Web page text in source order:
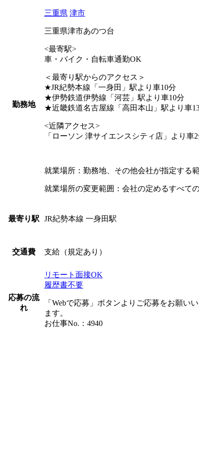
勤務地
三重県 津市
三重県津市あのつ台
<最寄駅>
車・バイク・自転車通勤OK
＜最寄り駅からのアクセス＞
★JR紀勢本線「一身田」駅より車10分
★伊勢鉄道伊勢線「河芸」駅より車10分
★近畿鉄道名古屋線「高田本山」駅より車
<近隣アクセス>
「ローソン 津サイエンスシティ店」より車
就業場所：勤務地、その他会社が指定する
就業場所の変更範囲：会社の定めるすべて
最寄り駅 JR紀勢本線 一身田駅
交通費 支給（規定あり）
応募の流
れ
リモート面接OK
履歴書不要
「Webで応募」ボタンよりご応募をお願い
ます。
お仕事No.：4940